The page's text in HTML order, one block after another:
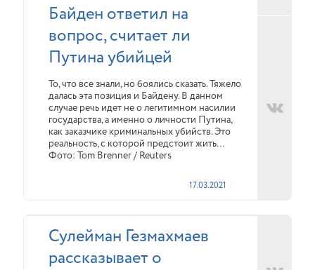
Байден ответил на
вопрос, считает ли
Путина убийцей
То, что все знали, но боялись сказать. Тяжело
далась эта позиция и Байдену. В данном
случае речь идет не о легитимном насилии
государства, а именно о личности Путина,
как заказчике криминальных убийств. Это
реальность, с которой предстоит жить…
Фото: Tom Brenner / Reuters
17.03.2021
Сулейман Гезмахмаев
рассказывает о